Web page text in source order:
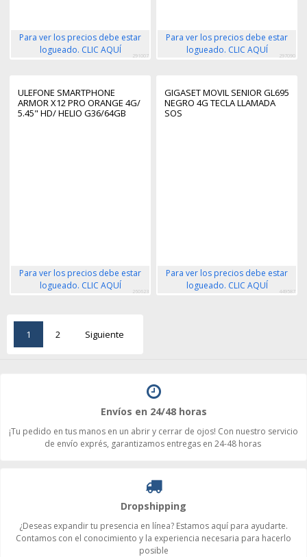
Para ver los precios debe estar
logueado. CLIC AQUÍ
291007
Para ver los precios debe estar
logueado. CLIC AQUÍ
297090
ULEFONE SMARTPHONE
ARMOR X12 PRO ORANGE 4G/
5.45" HD/ HELIO G36/64GB
Para ver los precios debe estar
logueado. CLIC AQUÍ
260623
GIGASET MOVIL SENIOR GL695
NEGRO 4G TECLA LLAMADA
SOS
Para ver los precios debe estar
logueado. CLIC AQUÍ
449587
1 2 Siguiente
Envíos en 24/48 horas
¡Tu pedido en tus manos en un abrir y cerrar de ojos! Con nuestro servicio
de envío exprés, garantizamos entregas en 24-48 horas
Dropshipping
¿Deseas expandir tu presencia en línea? Estamos aquí para ayudarte.
Contamos con el conocimiento y la experiencia necesaria para hacerlo
posible